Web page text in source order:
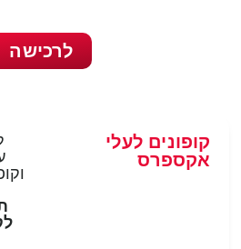
לרכישה
קופונים לעלי
אקספרס